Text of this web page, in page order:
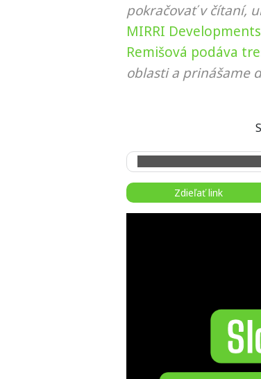
pokračovať v čítaní,
MIRRI
Remišová podáva
oblasti a prinášame
Zdieľať link